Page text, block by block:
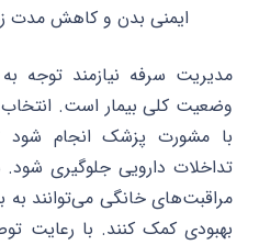
ایمنی بدن و کاهش مدت
مدیریت سرفه نیازمند توجه
وضعیت کلی بیمار است.
با مشورت پزشک انجام شود
تداخلات دارویی جلوگیری
مراقبت‌های خانگی می‌توانند
بهبودی کمک کنند. با رعایت